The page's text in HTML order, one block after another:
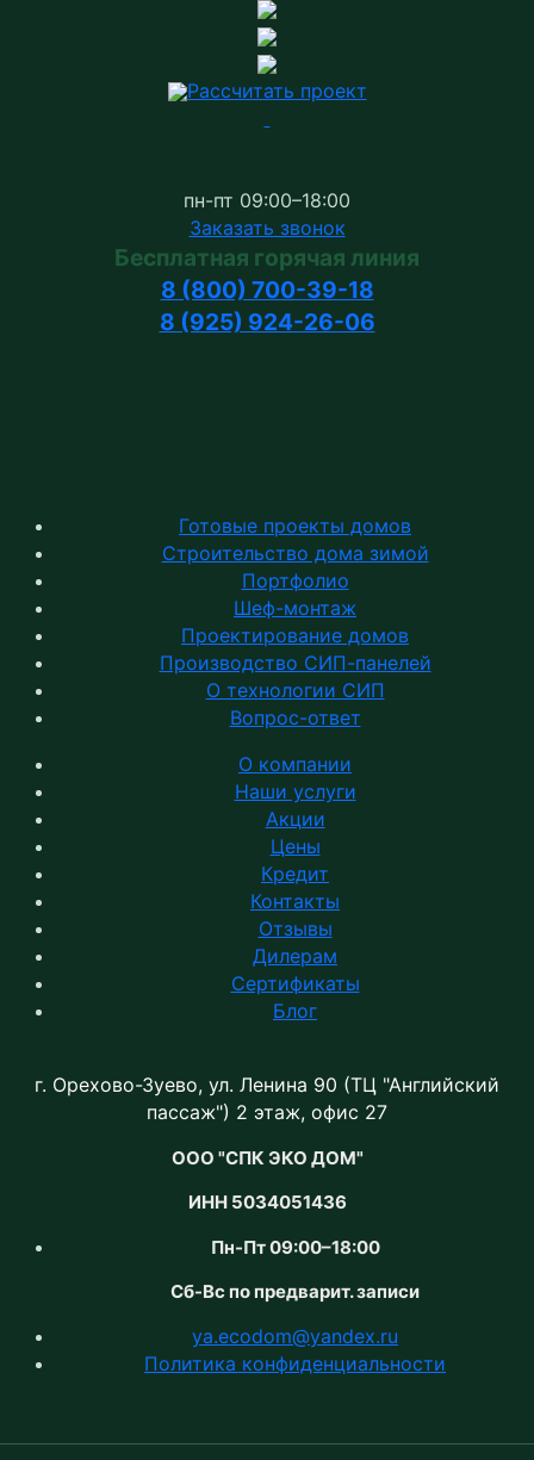
Рассчитать проект
пн-пт 09:00–18:00
Заказать звонок
Бесплатная горячая линия
8 (800) 700-39-18
8 (925) 924-26-06
Готовые проекты домов
Строительство дома зимой
Портфолио
Шеф-монтаж
Проектирование домов
Производство СИП-панелей
О технологии СИП
Вопрос-ответ
О компании
Наши услуги
Акции
Цены
Кредит
Контакты
Отзывы
Дилерам
Сертификаты
Блог
г. Орехово-Зуево, ул. Ленина 90 (ТЦ "Английский
пассаж") 2 этаж, офис 27
ООО "СПК ЭКО ДОМ"
ИНН 5034051436
Пн-Пт 09:00–18:00
Сб-Вс по предварит. записи
ya.ecodom@yandex.ru
Политика конфиденциальности